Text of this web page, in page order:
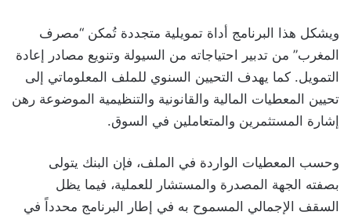
ويشكل هذا البرنامج أداة تمويلية متجددة تُمكن “مصرف
المغرب” من تدبير احتياجاته من السيولة وتنويع مصادر إعادة
التمويل. كما يهدف التحيين السنوي للملف المعلوماتي إلى
تحيين المعطيات المالية والقانونية والتنظيمية الموضوعة رهن
إشارة المستثمرين والمتعاملين في السوق.
وحسب المعطيات الواردة في الملف، فإن البنك يتولى
بصفته الجهة المصدرة والمستشار للعملية، فيما يظل
السقف الإجمالي المسموح به في إطار البرنامج محدداً في